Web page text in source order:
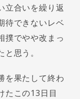
立合いを繰り返
待できないレベ
撲でやや改まっ
思う。
を果たして終わ
たこの13日目